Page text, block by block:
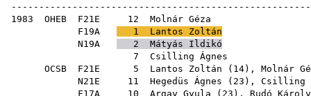
1983 OHEB F21E 12
Molnár Géza
F19A
1
Lantos Zoltán
N19A
2
Mátyás Ildikó
7
Csilling Ágnes
OCSB F21E 5 Lantos Zoltán ( 14), Molnár
N21E 11 Hegedüs Ágnes ( 23 ), Csilling
F17A 10 Argay Gyula ( 23 ), Rudó Károly